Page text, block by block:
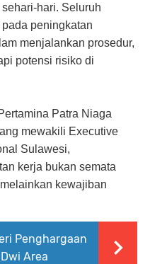
hari. Seluruh
peningkatan
menjalankan prosedur,
potensi risiko di
Patra Niaga
mewakili Executive
Sulawesi,
kerja bukan semata
kewajiban
Penghargaan
Area